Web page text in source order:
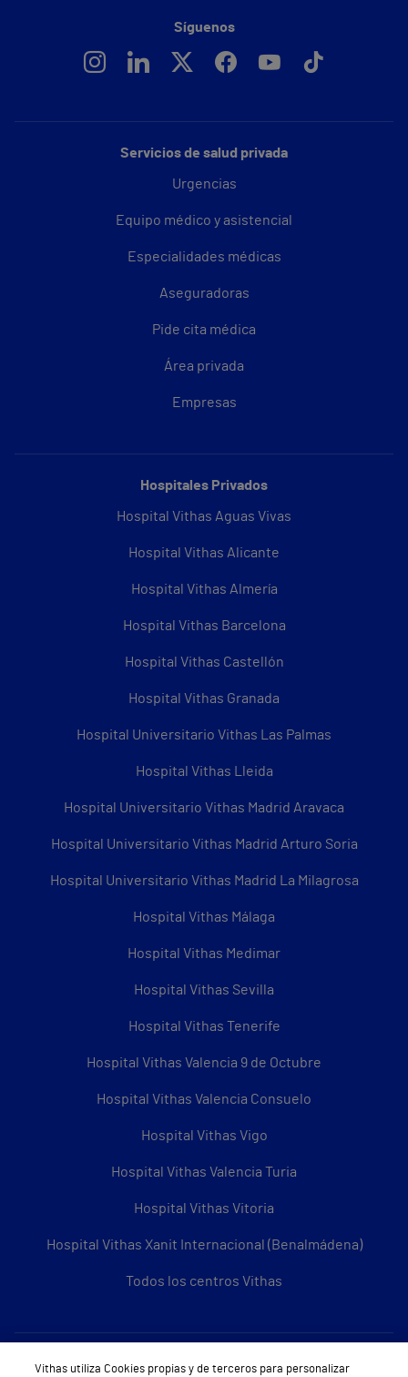
Servicios de salud privada
Urgencias
Equipo médico y asistencial
Especialidades médicas
Aseguradoras
Pide cita médica
Área privada
Empresas
Hospitales Privados
Hospital Vithas Aguas Vivas
Hospital Vithas Alicante
Hospital Vithas Almería
Hospital Vithas Barcelona
Hospital Vithas Castellón
Hospital Vithas Granada
Hospital Universitario Vithas Las Palmas
Hospital Vithas Lleida
Hospital Universitario Vithas Madrid Aravaca
Hospital Universitario Vithas Madrid Arturo Soria
Hospital Universitario Vithas Madrid La Milagrosa
Hospital Vithas Málaga
Hospital Vithas Medimar
Hospital Vithas Sevilla
Hospital Vithas Tenerife
Hospital Vithas Valencia 9 de Octubre
Hospital Vithas Valencia Consuelo
Hospital Vithas Vigo
Hospital Vithas Valencia Turia
Hospital Vithas Vitoria
Hospital Vithas Xanit Internacional (Benalmádena)
Todos los centros Vithas
Sobre Vithas
Síguenos
Vithas utiliza Cookies propias y de terceros para personalizar